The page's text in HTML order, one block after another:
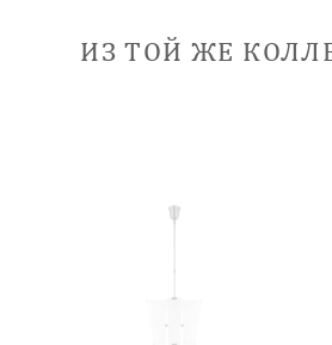
ИЗ ТОЙ ЖЕ